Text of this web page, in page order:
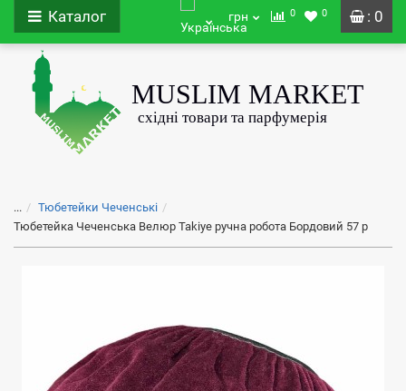
: 0
Каталог грн 0 0
...
Тюбетейки Чеченські
Тюбетейка Чеченська Велюр Takiye ручна робота Бордовий 57 р